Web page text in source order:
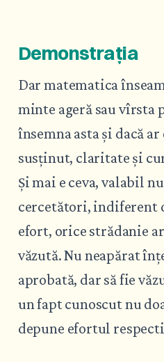
Demonstrația
Dar matematica
minte ageră sau vîrsta
însemna asta și dacă
susținut, claritate și
Și mai e ceva, valabil
cercetători, indiferent
efort, orice strădanie
văzută. Nu neapărat
aprobată, dar să fie
un fapt cunoscut nu
depune efortul